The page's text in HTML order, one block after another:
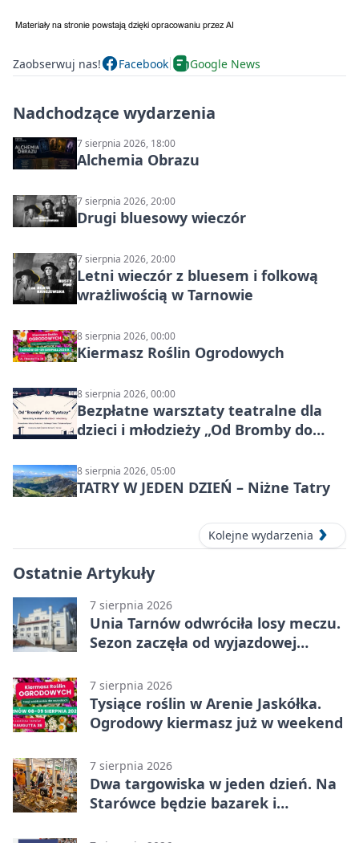
Zaobserwuj nas! Facebook Google News
Nadchodzące wydarzenia
7 sierpnia 2026, 18:00
Alchemia Obrazu
7 sierpnia 2026, 20:00
Drugi bluesowy wieczór
7 sierpnia 2026, 20:00
Letni wieczór z bluesem i folkową
wrażliwością w Tarnowie
8 sierpnia 2026, 00:00
Kiermasz Roślin Ogrodowych
8 sierpnia 2026, 00:00
Bezpłatne warsztaty teatralne dla
dzieci i młodzieży „Od Bromby do
8 sierpnia 2026, 05:00
TATRY W JEDEN DZIEŃ – Niżne Tatry
Kolejne wydarzenia
Ostatnie Artykuły
7 sierpnia 2026
Unia Tarnów odwróciła losy meczu.
Sezon zaczęła od wyjazdowej
7 sierpnia 2026
Tysiące roślin w Arenie Jaskółka.
Ogrodowy kiermasz już w weekend
7 sierpnia 2026
Dwa targowiska w jeden dzień. Na
Starówce będzie bazarek i